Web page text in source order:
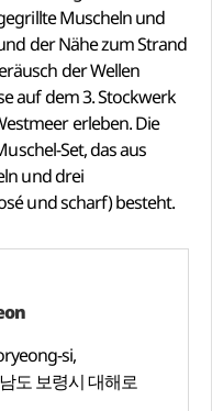
Muscheln und
der Nähe zum Strand
der Wellen
auf dem 3. Stockwerk
erleben. Die
Set, das aus
und drei
und scharf) besteht.
si,
도 보령시 대해로